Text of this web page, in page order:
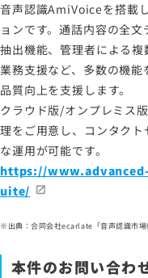
音声認識AmiVoiceを搭載
ョンです。通話内容の全
抽出機能、管理者による
業務支援など、多数の機
品質向上を支援します。
クラウド版/オンプレミス
理をご用意し、コンタク
な運用が可能です。
https://
uite/
※出典：合同会社ecarlate「音声認識市
本件のお問い合わ